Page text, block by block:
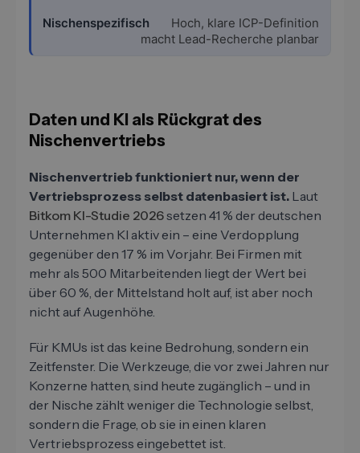
Hoch, klare ICP-Definition
macht Lead-Recherche planbar
Daten und KI als Rückgrat des
Nischenvertriebs
Nischenvertrieb funktioniert nur, wenn der
Vertriebsprozess selbst datenbasiert ist. Laut
Bitkom KI-Studie 2026setzen 41 % der deutschen
Unternehmen KI aktiv ein – eine Verdopplung
gegenüber den 17 % im Vorjahr. Bei Firmen mit
mehr als 500 Mitarbeitenden liegt der Wert bei
über 60 %, der Mittelstand holt auf, ist aber noch
nicht auf Augenhöhe.
Für KMUs ist das keine Bedrohung, sondern ein
Zeitfenster. Die Werkzeuge, die vor zwei Jahren nur
Konzerne hatten, sind heute zugänglich – und in
der Nische zählt weniger die Technologie selbst,
sondern die Frage, ob sie in einen klaren
Vertriebsprozess eingebettet ist.